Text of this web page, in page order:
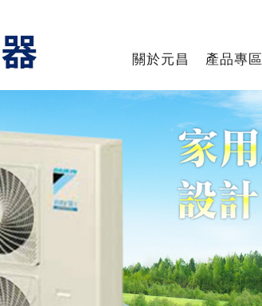
關於元昌 產品專區